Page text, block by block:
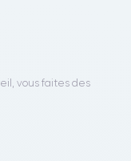
vous faites des